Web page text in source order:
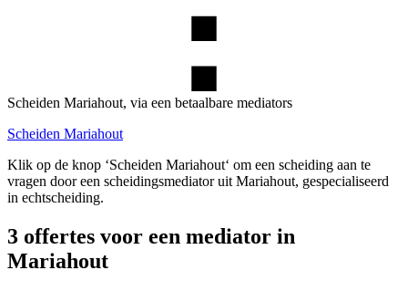
Scheiden Mariahout, via een betaalbare mediators
Scheiden Mariahout
Klik op de knop ‘Scheiden Mariahout‘ om een scheiding aan te
vragen door een scheidingsmediator uit Mariahout, gespecialiseerd
in echtscheiding.
3 offertes voor een mediator in
Mariahout